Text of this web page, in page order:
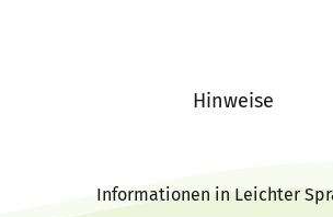
Hinweise
Informationen in Leichter